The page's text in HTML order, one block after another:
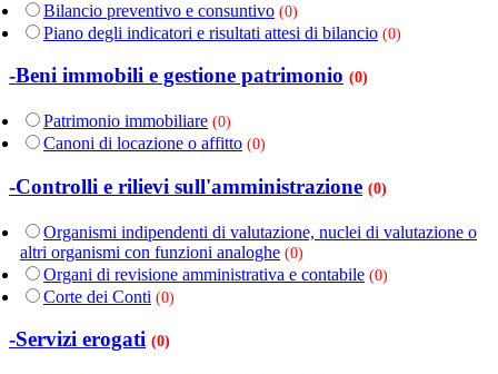
Bilancio preventivo e consuntivo (0)
Piano degli indicatori e risultati attesi di bilancio (0)
-Beni immobili e gestione patrimonio (0)
Patrimonio immobiliare (0)
Canoni di locazione o affitto (0)
-Controlli e rilievi sull'amministrazione (0)
Organismi indipendenti di valutazione, nuclei di valutazione o
altri organismi con funzioni analoghe (0)
Organi di revisione amministrativa e contabile (0)
Corte dei Conti (0)
-Servizi erogati (0)